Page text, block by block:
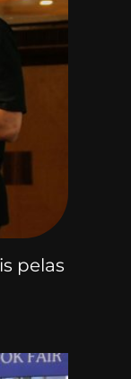
pelas